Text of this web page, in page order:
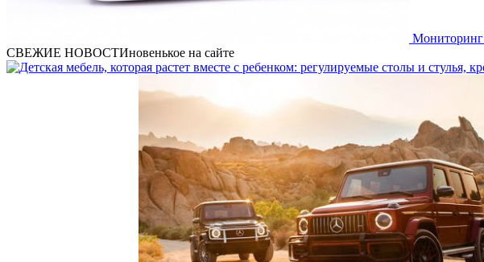
Мониторинг
СВЕЖИЕ НОВОСТИновенькое на сайте